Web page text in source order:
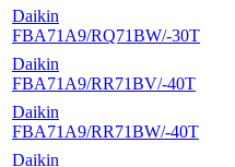
Daikin
FBA71A9/RQ71BW/-30T
Daikin
FBA71A9/RR71BV/-40T
Daikin
FBA71A9/RR71BW/-40T
Daikin